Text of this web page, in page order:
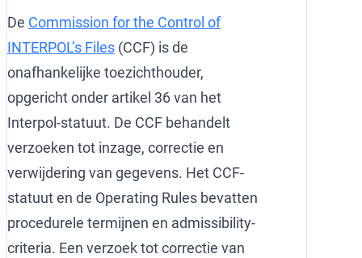
De Commission for the Control of
INTERPOL’s Files (CCF) is de
onafhankelijke toezichthouder,
opgericht onder artikel 36 van het
Interpol-statuut. De CCF behandelt
verzoeken tot inzage, correctie en
verwijdering van gegevens. Het CCF-
statuut en de Operating Rules bevatten
procedurele termijnen en admissibility-
criteria. Een verzoek tot correctie van